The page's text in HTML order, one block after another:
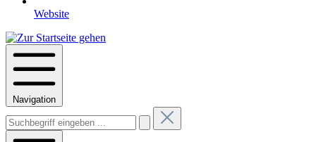
Website
Navigation